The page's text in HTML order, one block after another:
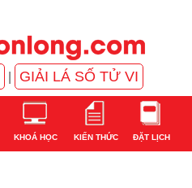
GIẢI LÁ SỐ TỬ VI
KHOÁ HỌC KIẾN THỨC ĐẶT LỊCH